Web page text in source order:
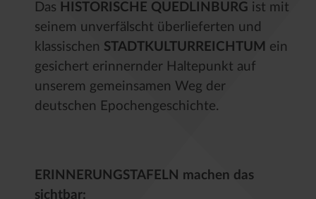
Das HISTORISCHE QUEDLINBURG ist mit
seinem unverfälscht überlieferten und
klassischen STADTKULTURREICHTUM ein
gesichert erinnernder Haltepunkt auf
unserem gemeinsamen Weg der
deutschen Epochengeschichte.
ERINNERUNGSTAFELN machen das
sichtbar: